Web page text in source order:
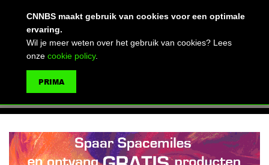
CNNBS maakt gebruik van cookies voor een optimale
ervaring.
Wil je meer weten over het gebruik van cookies? Lees
onze cookie policy.
PRIMA